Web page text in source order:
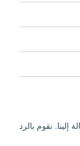
نقوم بالرد